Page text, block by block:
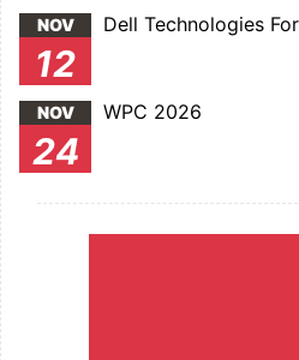
NOV
12
Dell Technologies
NOV
24
WPC 2026